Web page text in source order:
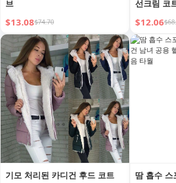
브
$13.08$74.70
선크림 코
$12.06
기모 처리된 카디건 후드 코트
땀 흡수 스